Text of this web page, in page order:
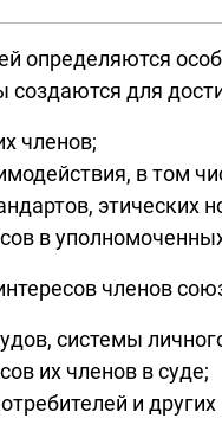
определяются
создаются для
членов;
в том
в
членов
системы
их членов в суде;
и